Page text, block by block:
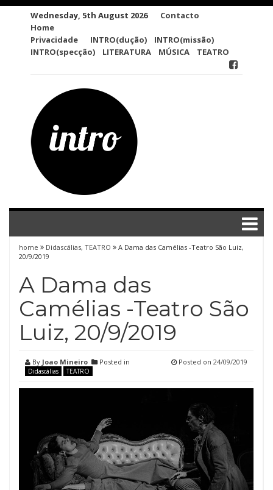
Wednesday, 5th August 2026
Contacto
Home
Privacidade
INTRO(dução)
INTRO(missão)
INTRO(specção)
LITERATURA MÚSICA TEATRO
home Didascálias, TEATRO
A Dama das Camélias -Teatro São Luiz,
20/9/2019
A Dama das
Camélias -Teatro São
Luiz, 20/9/2019
By Joao Mineiro Posted in
Didascálias TEATRO
Posted on 24/09/2019